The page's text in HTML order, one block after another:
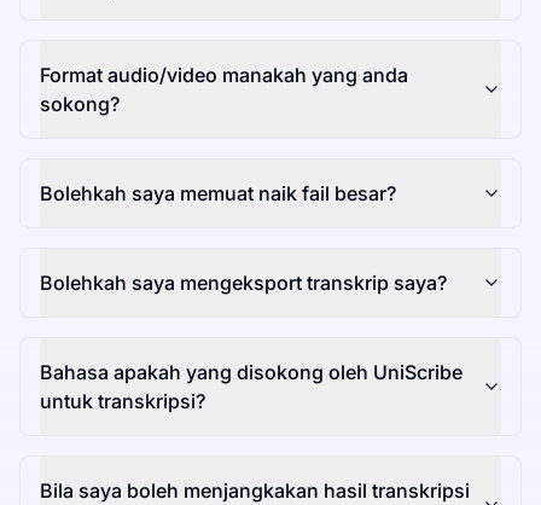
Format audio/video manakah yang anda
sokong?
Bolehkah saya memuat naik fail besar?
Bolehkah saya mengeksport transkrip saya?
Bahasa apakah yang disokong oleh UniScribe
untuk transkripsi?
Bila saya boleh menjangkakan hasil transkripsi